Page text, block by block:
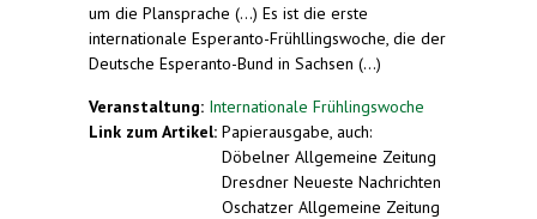
um die Plansprache (...) Es ist die erste
internationale Esperanto-Frühllingswoche, die der
Deutsche Esperanto-Bund in Sachsen (...)
Veranstaltung: Internationale Frühlingswoche
Link zum Artikel: Papierausgabe, auch:
Döbelner Allgemeine Zeitung
Dresdner Neueste Nachrichten
Oschatzer Allgemeine Zeitung